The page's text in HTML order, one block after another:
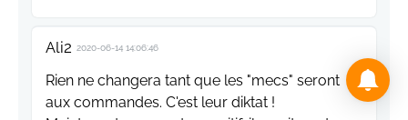
Ali2 2020-06-14 14:06:46
Rien ne changera tant que les "mecs" seront
aux commandes. C'est leur diktat !